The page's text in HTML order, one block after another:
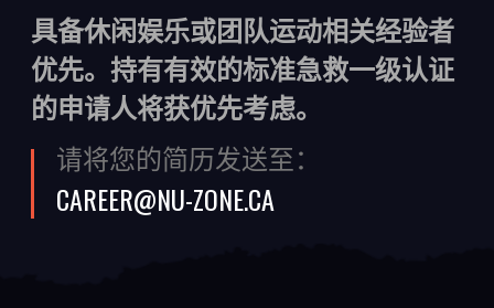
具备休闲娱乐或团队运动相关经验者
优先。持有有效的标准急救一级认证
的申请人将获优先考虑。
请将您的简历发送至：
CAREER@NU-ZONE.CA